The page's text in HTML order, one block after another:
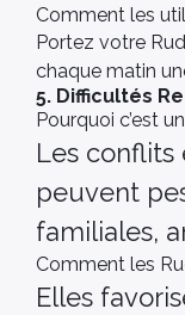
Comment les
Portez votre
chaque matin
5. Difficultés
Pourquoi c’est
Les conflits
peuvent
familiales,
Comment les
Elles